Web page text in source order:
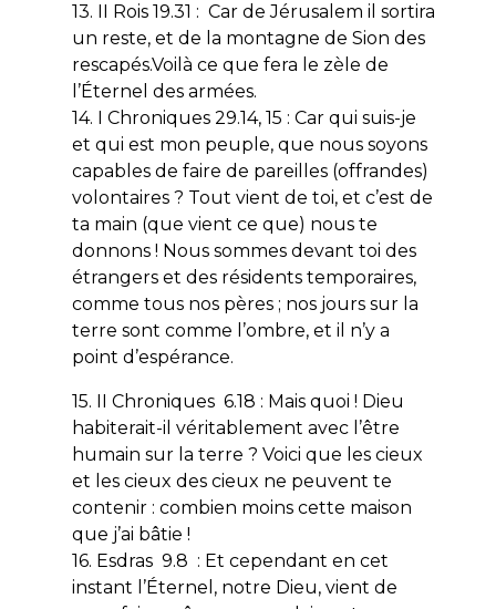
13. II Rois 19.31 : Car de Jérusalem il sortira
un reste, et de la montagne de Sion des
rescapés.Voilà ce que fera le zèle de
l’Éternel des armées.
14. I Chroniques 29.14, 15 : Car qui suis-je
et qui est mon peuple, que nous soyons
capables de faire de pareilles (offrandes)
volontaires ? Tout vient de toi, et c’est de
ta main (que vient ce que) nous te
donnons ! Nous sommes devant toi des
étrangers et des résidents temporaires,
comme tous nos pères ; nos jours sur la
terre sont comme l’ombre, et il n’y a
point d’espérance.
15. II Chroniques 6.18 : Mais quoi ! Dieu
habiterait-il véritablement avec l’être
humain sur la terre ? Voici que les cieux
et les cieux des cieux ne peuvent te
contenir : combien moins cette maison
que j’ai bâtie !
16. Esdras 9.8 : Et cependant en cet
instant l’Éternel, notre Dieu, vient de